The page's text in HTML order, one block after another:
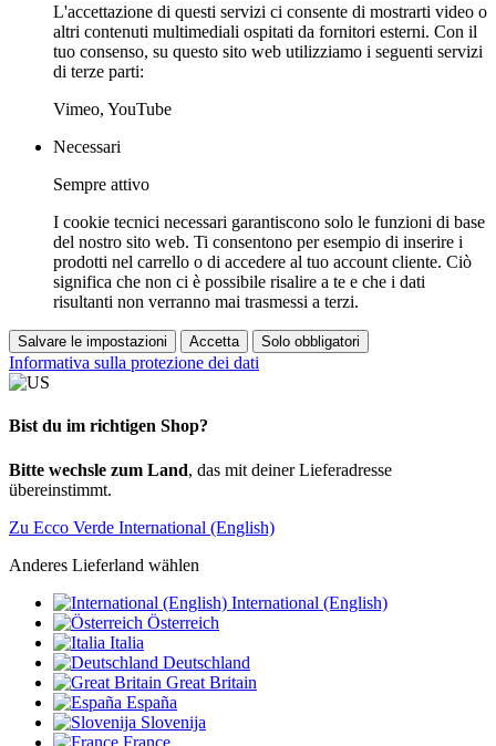
L'accettazione di questi servizi ci consente di mostrarti video o
altri contenuti multimediali ospitati da fornitori esterni. Con il
tuo consenso, su questo sito web utilizziamo i seguenti servizi
di terze parti:
Vimeo, YouTube
Necessari
Sempre attivo
I cookie tecnici necessari garantiscono solo le funzioni di base
del nostro sito web. Ti consentono per esempio di inserire i
prodotti nel carrello o di accedere al tuo account cliente. Ciò
significa che non ci è possibile risalire a te e che i dati
risultanti non verranno mai trasmessi a terzi.
Salvare le impostazioni Accetta Solo obbligatori
Informativa sulla protezione dei dati
Bist du im richtigen Shop?
Bitte wechsle zum Land, das mit deiner Lieferadresse
übereinstimmt.
Zu Ecco Verde International (English)
Anderes Lieferland wählen
International (English)
Österreich
Italia
Deutschland
Great Britain
España
Slovenija
France